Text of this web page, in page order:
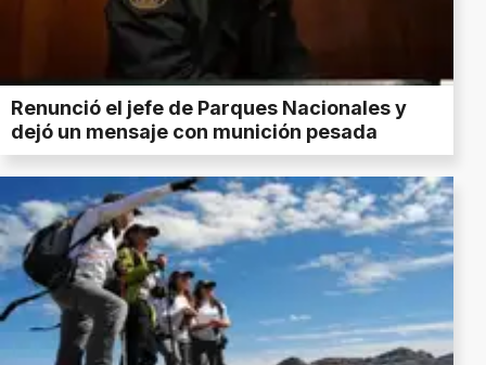
Renunció el jefe de Parques Nacionales y
dejó un mensaje con munición pesada